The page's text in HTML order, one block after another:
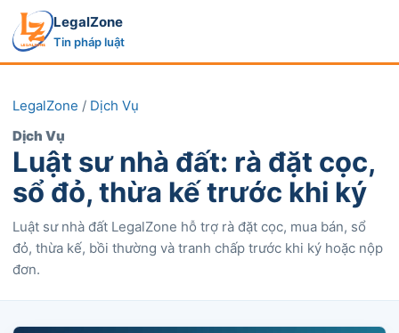
LegalZone
Tin pháp luật
LegalZone / Dịch Vụ
Dịch Vụ
Luật sư nhà đất: rà đặt cọc,
sổ đỏ, thừa kế trước khi ký
Luật sư nhà đất LegalZone hỗ trợ rà đặt cọc, mua bán, sổ
đỏ, thừa kế, bồi thường và tranh chấp trước khi ký hoặc nộp
đơn.